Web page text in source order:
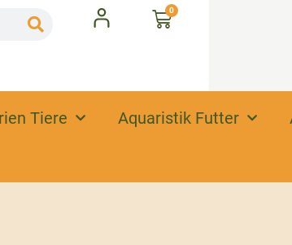
0
Tiere Aquaristik Futter